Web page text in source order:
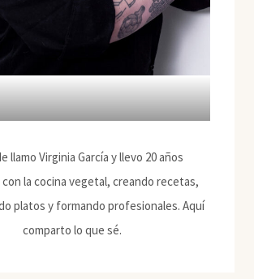
llamo Virginia García y llevo 20 años
la cocina vegetal, creando recetas,
platos y formando profesionales. Aquí
comparto lo que sé.